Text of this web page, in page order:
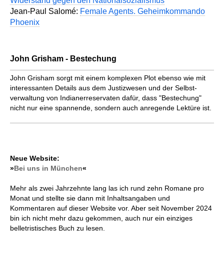
Jean-Paul Salomé: Female Agents. Geheimkommando
Phoenix
John Grisham - Bestechung
John Grisham sorgt mit einem kom­plexen Plot ebenso wie mit
inte­res­san­ten Details aus dem Justiz­wesen und der Selbst­
verwaltung von Indianer­reservaten dafür, dass "Bestechung"
nicht nur eine spannende, sondern auch anregende Lektüre ist.
Neue Website:
»Bei uns in München«
Mehr als zwei Jahrzehnte lang las ich rund zehn Romane pro
Monat und stellte sie dann mit Inhaltsangaben und
Kommentaren auf dieser Website vor. Aber seit November 2024
bin ich nicht mehr dazu gekommen, auch nur ein einziges
belletristisches Buch zu lesen.